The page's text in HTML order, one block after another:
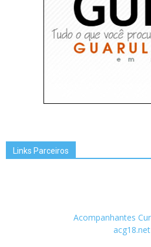
Links Parceiros
Acompanhantes
acg18.net